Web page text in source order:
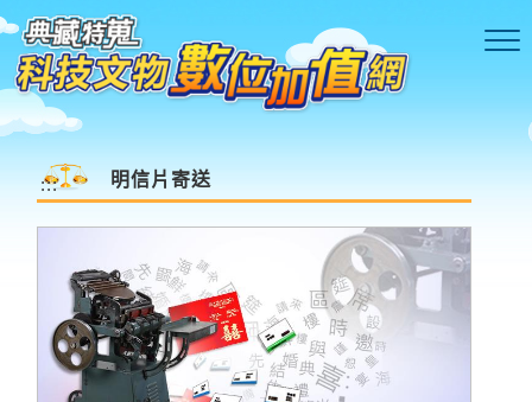
跳到主要內容區塊
::: 明信片寄送
語音驗証碼
更新驗証碼